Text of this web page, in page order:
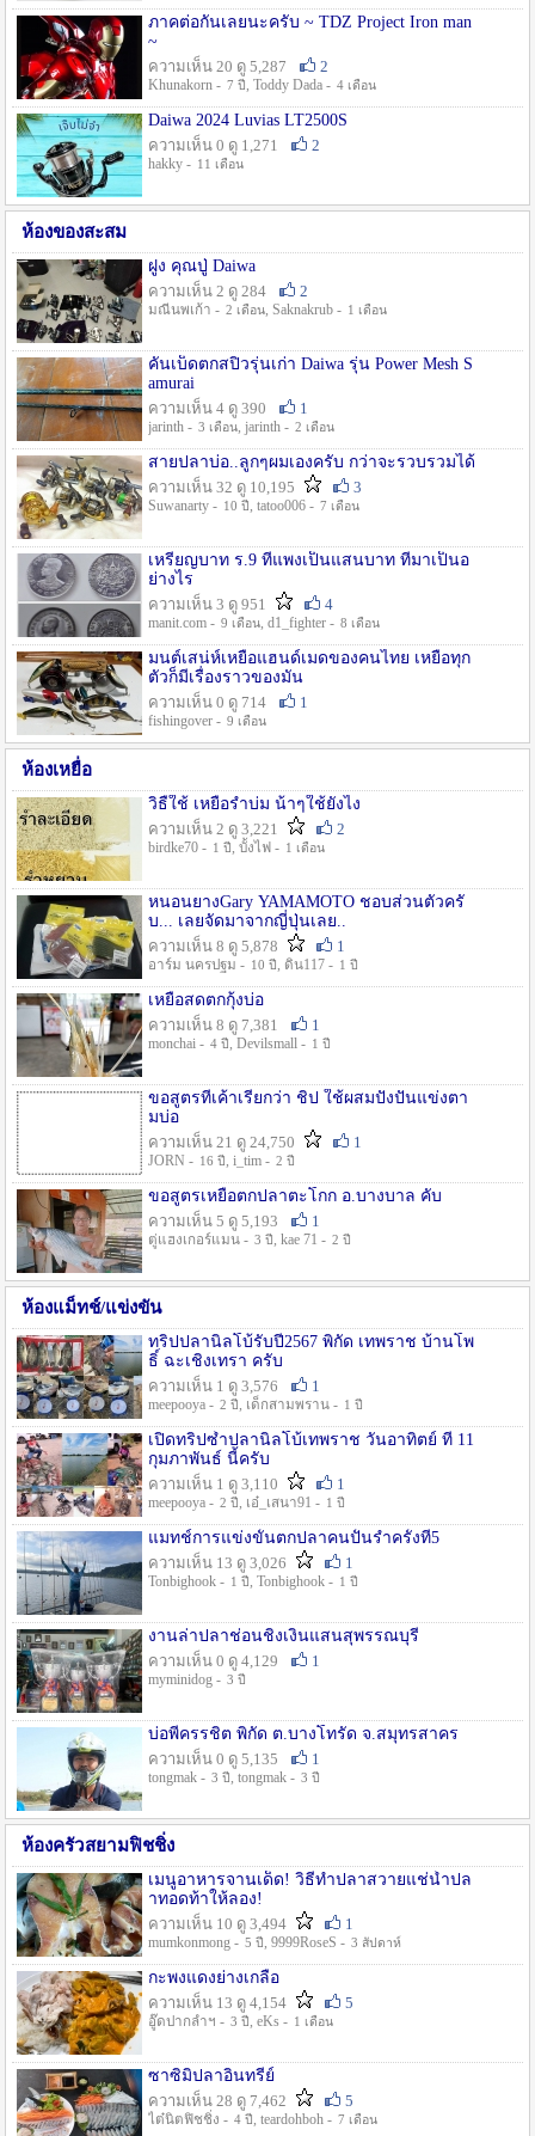
ภาคต่อกันเลยนะครับ ~ TDZ Project Iron man
~
ความเห็น 20 ดู 5,287
2
Khunakorn - 7 ปี , Toddy Dada - 4 เดือน
Daiwa 2024 Luvias LT2500S
ความเห็น 0 ดู 1,271
2
hakky - 11 เดือน
ห้องของสะสม
ฝูง คุณปู่ Daiwa
ความเห็น 2 ดู 284
2
มณีนพเก้า - 2 เดือน, Saknakrub - 1 เดือน
คันเบ็ดตกสปิ๋วรุ่นเก่า Daiwa รุ่น Power Mesh S
amurai
ความเห็น 4 ดู 390
1
jarinth - 3 เดือน, jarinth - 2 เดือน
สายปลาบ่อ..ลูกๆผมเองครับ กว่าจะรวบรวมได้
ความเห็น 32 ดู 10,195
3
Suwanarty - 10 ปี , tatoo006 - 7 เดือน
เหรียญบาท ร.9 ที่แพงเป็นแสนบาท ที่มาเป็นอ
ย่างไร
ความเห็น 3 ดู 951
4
manit.com - 9 เดือน, d1_fighter - 8 เดือน
มนต์เสน่ห์เหยื่อแฮนด์เมดของคนไทย เหยื่อทุก
ตัวก็มีเรื่องราวของมัน
ความเห็น 0 ดู 714
1
fishingover - 9 เดือน
ห้องเหยื่อ
วิธืใช้ เหยื่อรำบ่ม น้าๆใช้ยังไง
ความเห็น 2 ดู 3,221
2
birdke70 - 1 ปี , บั้งไฟ - 1 เดือน
หนอนยางGary YAMAMOTO ชอบส่วนตัวครั
บ... เลยจัดมาจากญี่ปุ่นเลย..
ความเห็น 8 ดู 5,878
1
อาร์ม นครปฐม - 10 ปี , ดิน117 - 1 ปี
เหยื่อสดตกกุ้งบ่อ
ความเห็น 8 ดู 7,381
1
monchai - 4 ปี , Devilsmall - 1 ปี
ขอสูตรที่เค้าเรียกว่า ชิป ใช้ผสมปังปั่นแข่งตา
มบ่อ
ความเห็น 21 ดู 24,750
1
JORN - 16 ปี , i_tim - 2 ปี
ขอสูตรเหยื่อตกปลาตะโกก อ.บางบาล คับ
ความเห็น 5 ดู 5,193
1
ตู่แฮงเกอร์แมน - 3 ปี , kae 71 - 2 ปี
ห้องแม็ทช์/แข่งขัน
ทริปปลานิลโบ้รับปี2567 พิกัด เทพราช บ้านโพ
ธิ์ ฉะเชิงเทรา ครับ
ความเห็น 1 ดู 3,576
1
meepooya - 2 ปี , เด็กสามพราน - 1 ปี
เปิดทริปซ้ำปลานิลโบ้เทพราช วันอาทิตย์ ที่ 11
กุมภาพันธ์ นี้ครับ
ความเห็น 1 ดู 3,110
1
meepooya - 2 ปี , เอ๋_เสนา91 - 1 ปี
แมทช์การแข่งขั้นตกปลาคนปั้นรำครั้งที่5
ความเห็น 13 ดู 3,026
1
Tonbighook - 1 ปี , Tonbighook - 1 ปี
งานล่าปลาช่อนชิงเงินแสนสุพรรณบุรี
ความเห็น 0 ดู 4,129
1
myminidog - 3 ปี
บ่อพี่ครรชิต พิกัด ต.บางโทรัด จ.สมุทรสาคร
ความเห็น 0 ดู 5,135
1
tongmak - 3 ปี , tongmak - 3 ปี
ห้องครัวสยามฟิชชิ่ง
เมนูอาหารจานเด็ด! วิธีทำปลาสวายแช่น้ำปล
าทอดท้าให้ลอง!
ความเห็น 10 ดู 3,494
1
mumkonmong - 5 ปี , 9999RoseS - 3 สัปดาห์
กะพงแดงย่างเกลือ
ความเห็น 13 ดู 4,154
5
อู๊ดปากลำฯ - 3 ปี , eKs - 1 เดือน
ซาซิมิปลาอินทรีย์
ความเห็น 28 ดู 7,462
5
ไต๋นิตฟิชชิ่ง - 4 ปี , teardohboh - 7 เดือน